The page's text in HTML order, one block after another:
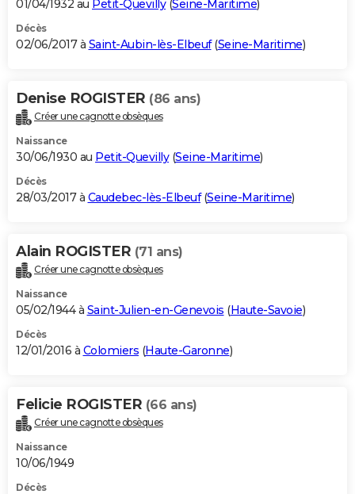
01/04/1932 au Petit-Quevilly(Seine-Maritime)
Décès
02/06/2017 à Saint-Aubin-lès-Elbeuf(Seine-Maritime)
Denise ROGISTER (86 ans)
Créer une cagnotte obsèques
Naissance
30/06/1930 au Petit-Quevilly(Seine-Maritime)
Décès
28/03/2017 à Caudebec-lès-Elbeuf(Seine-Maritime)
Alain ROGISTER (71 ans)
Créer une cagnotte obsèques
Naissance
05/02/1944 à Saint-Julien-en-Genevois (Haute-Savoie)
Décès
12/01/2016 à Colomiers (Haute-Garonne)
Felicie ROGISTER (66 ans)
Créer une cagnotte obsèques
Naissance
10/06/1949
Décès